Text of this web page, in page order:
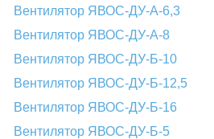
Вентилятор ЯВОС-ДУ-А-6,3
Вентилятор ЯВОС-ДУ-А-8
Вентилятор ЯВОС-ДУ-Б-10
Вентилятор ЯВОС-ДУ-Б-12,5
Вентилятор ЯВОС-ДУ-Б-16
Вентилятор ЯВОС-ДУ-Б-5